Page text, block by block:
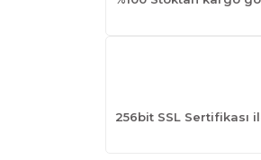
256bit SSL Sertifikası